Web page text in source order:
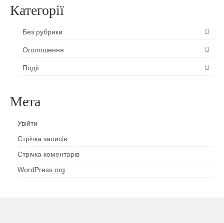
Категорії
Без рубрики
Оголошення
Події
Мета
Увійти
Стрічка записів
Стрічка коментарів
WordPress.org